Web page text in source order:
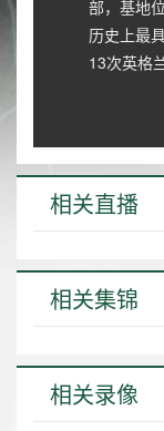
部，基地
历史上最
13次英格
相关直播
相关集锦
相关录像